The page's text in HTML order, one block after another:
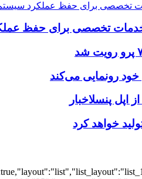
تخصصی برای حفظ
رونمایی می‌کند